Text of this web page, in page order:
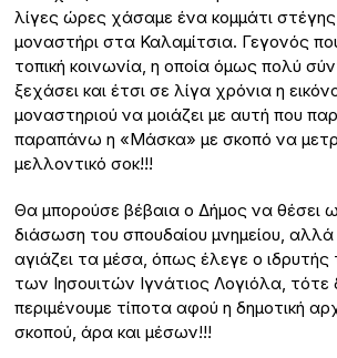
λίγες ώρες χάσαμε ένα κομμάτι στέγης
μοναστήρι στα Καλαμίτσια. Γεγονός
τοπική κοινωνία, η οποία όμως πολύ
ξεχάσει και έτσι σε λίγα χρόνια η
μοναστηριού να μοιάζει με αυτή που
παραπάνω η «Μάσκα» με σκοπό να
μελλοντικό σοκ!!!
Θα μπορούσε βέβαια ο Δήμος να θέσει
διάσωση του σπουδαίου μνημείου,
αγιάζει τα μέσα, όπως έλεγε ο
των Ιησουιτών Ιγνάτιος Λογιόλα,
περιμένουμε τίποτα αφού η δημοτική
σκοπού, άρα και μέσων!!!